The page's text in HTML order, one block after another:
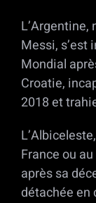
Messi, s’est
Mondial
Croatie,
2018 et
France ou
après sa
détachée en